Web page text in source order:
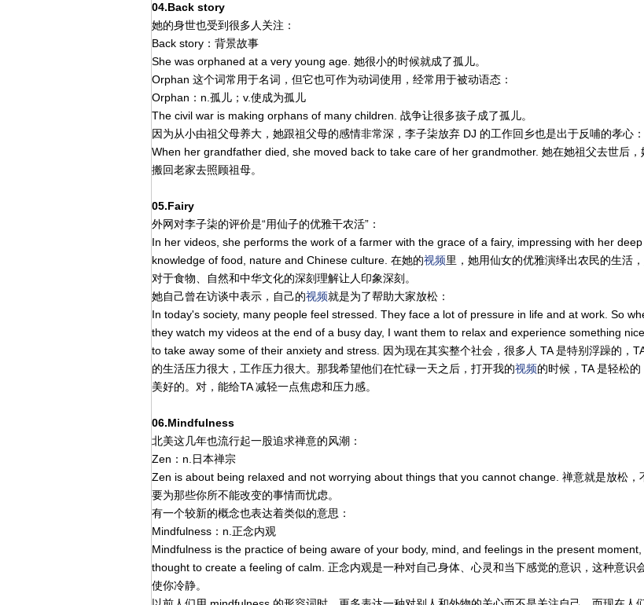
04.Back story
她的身世也受到很多人关注：
Back story：背景故事
She was orphaned at a very young age. 她很小的时候就成了孤儿。
Orphan 这个词常用于名词，但它也可作为动词使用，经常用于被动语态：
Orphan：n.孤儿；v.使成为孤儿
The civil war is making orphans of many children. 战争让很多孩子成了孤儿。
因为从小由祖父母养大，她跟祖父母的感情非常深，李子柒放弃 DJ 的工作回乡也是出于反哺的孝心：
When her grandfather died, she moved back to take care of her grandmother. 她在她祖父去世后，
搬回老家去照顾祖母。
05.Fairy
外网对李子柒的评价是“用仙子的优雅干农活”：
In her videos, she performs the work of a farmer with the grace of a fairy, impressing with her deep
knowledge of food, nature and Chinese culture. 在她的视频里，她用仙女的优雅演绎出农民的生活
对于食物、自然和中华文化的深刻理解让人印象深刻。
她自己曾在访谈中表示，自己的视频就是为了帮助大家放松：
In today's society, many people feel stressed. They face a lot of pressure in life and at work. So
they watch my videos at the end of a busy day, I want them to relax and experience something nice,
to take away some of their anxiety and stress. 因为现在其实整个社会，很多人 TA 是特别浮躁的，
的生活压力很大，工作压力很大。那我希望他们在忙碌一天之后，打开我的视频的时候，TA 是轻松的
美好的。对，能给TA 减轻一点焦虑和压力感。
06.Mindfulness
北美这几年也流行起一股追求禅意的风潮：
Zen：n.日本禅宗
Zen is about being relaxed and not worrying about things that you cannot change. 禅意就是放松，
要为那些你所不能改变的事情而忧虑。
有一个较新的概念也表达着类似的意思：
Mindfulness：n.正念内观
Mindfulness is the practice of being aware of your body, mind, and feelings in the present moment,
thought to create a feeling of calm. 正念内观是一种对自己身体、心灵和当下感觉的意识，这种意识
使你冷静。